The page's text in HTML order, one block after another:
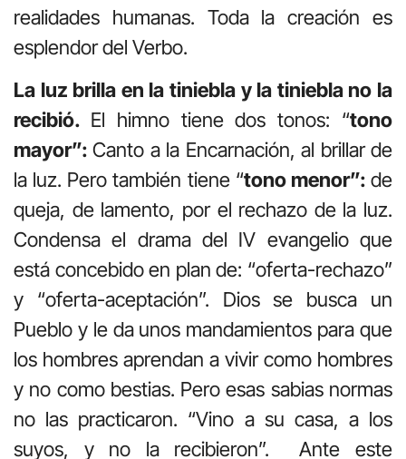
realidades humanas. Toda la creación es
esplendor del Verbo.
La luz brilla en la tiniebla y la tiniebla no la
recibió. El himno tiene dos tonos: “tono
mayor”:Canto a la Encarnación, al brillar de
la luz. Pero también tiene “tono menor”:de
queja, de lamento, por el rechazo de la luz.
Condensa el drama del IV evangelio que
está concebido en plan de: “oferta-rechazo”
y “oferta-aceptación”. Dios se busca un
Pueblo y le da unos mandamientos para que
los hombres aprendan a vivir como hombres
y no como bestias. Pero esas sabias normas
no las practicaron. “Vino a su casa, a los
suyos, y no la recibieron”. Ante este